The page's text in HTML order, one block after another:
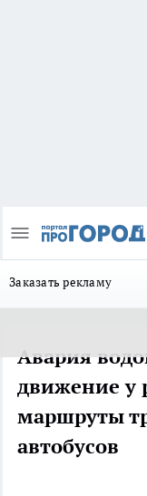
Заказать рекламу
Авария
движение
маршруты
автобусов